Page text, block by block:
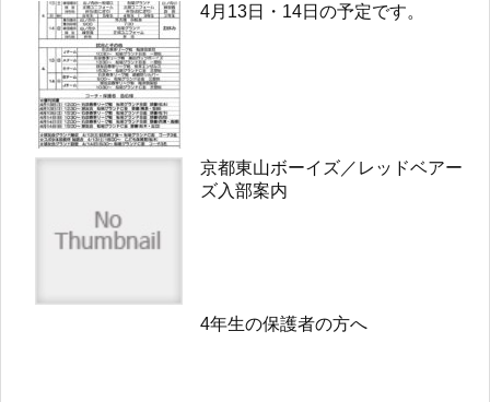
4月13日・14日の予定です。
京都東山ボーイズ／レッドベアー
ズ入部案内
4年生の保護者の方へ